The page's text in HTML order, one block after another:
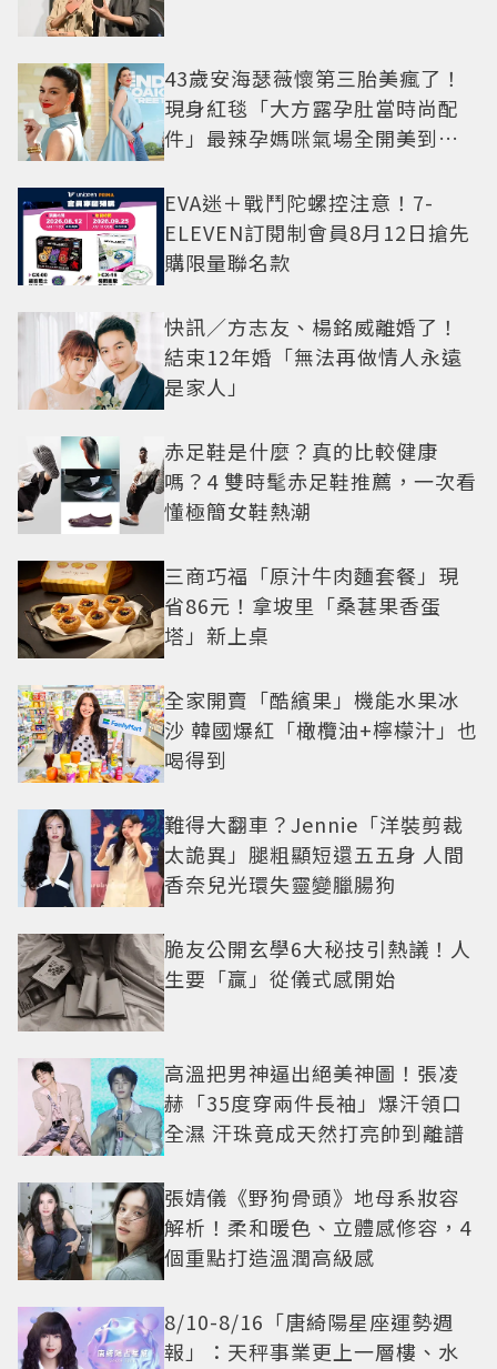
43歲安海瑟薇懷第三胎美瘋了！
現身紅毯「大方露孕肚當時尚配
件」最辣孕媽咪氣場全開美到發
EVA迷＋戰鬥陀螺控注意！7-
ELEVEN訂閱制會員8月12日搶先
購限量聯名款
快訊／方志友、楊銘威離婚了！
結束12年婚「無法再做情人永遠
是家人」
赤足鞋是什麼？真的比較健康
嗎？4 雙時髦赤足鞋推薦，一次看
懂極簡女鞋熱潮
三商巧福「原汁牛肉麵套餐」現
省86元！拿坡里「桑葚果香蛋
塔」新上桌
全家開賣「酷繽果」機能水果冰
沙 韓國爆紅「橄欖油+檸檬汁」也
喝得到
難得大翻車？Jennie「洋裝剪裁
太詭異」腿粗顯短還五五身 人間
香奈兒光環失靈變臘腸狗
脆友公開玄學6大秘技引熱議！人
生要「贏」從儀式感開始
高溫把男神逼出絕美神圖！張凌
赫「35度穿兩件長袖」爆汗領口
全濕 汗珠竟成天然打亮帥到離譜
張婧儀《野狗骨頭》地母系妝容
解析！柔和暖色、立體感修容，4
個重點打造溫潤高級感
8/10-8/16「唐綺陽星座運勢週
報」：天秤事業更上一層樓、水